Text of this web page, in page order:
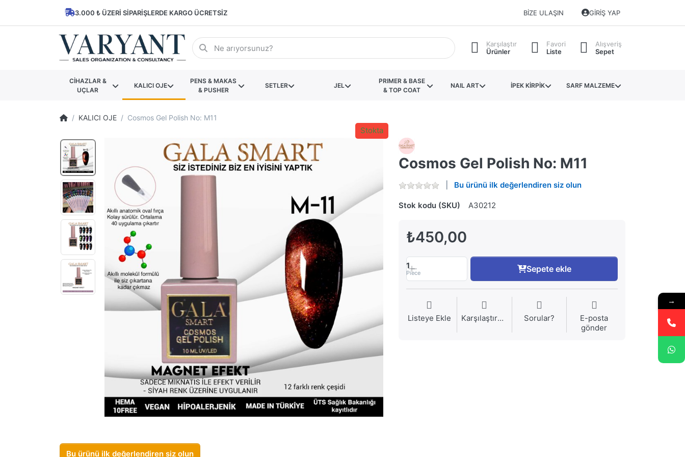
3.000 ₺ ÜZERI SIPARIŞLERDE KARGO ÜCRETSIZ BIZE ULAŞIN GIRIŞ YAP
Karşılaştır
Ürünler
Favori
Liste
Alışveriş
Sepet
CİHAZLAR &
UÇLAR
KALICI OJE
PENS & MAKAS
& PUSHER
SETLER JEL
PRIMER & BASE
& TOP COAT
NAIL ART İPEK KİRPİK SARF MALZEME
KALICI OJE Cosmos Gel Polish No: M11
Cosmos Gel Polish No: M11
Bu ürünü ilk değerlendiren siz olun
Stok kodu (SKU) A30212
₺450,00
Stokta
1
Piece Sepete ekle
Listeye Ekle Karşılaştırma Sorular?
E-posta
gönder
Bu ürünü ilk değerlendiren siz olun
→